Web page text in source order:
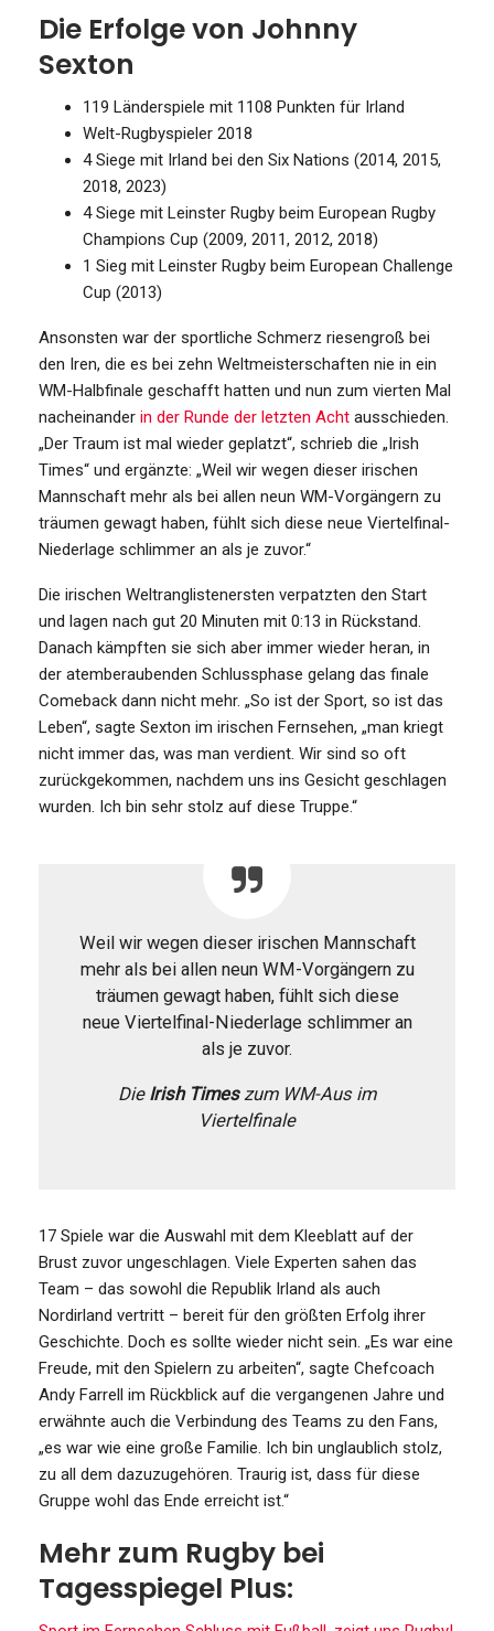
Die Erfolge von Johnny
Sexton
119 Länderspiele mit 1108 Punkten für Irland
Welt-Rugbyspieler 2018
4 Siege mit Irland bei den Six Nations (2014, 2015,
2018, 2023)
4 Siege mit Leinster Rugby beim European Rugby
Champions Cup (2009, 2011, 2012, 2018)
1 Sieg mit Leinster Rugby beim European Challenge
Cup (2013)
Ansonsten war der sportliche Schmerz riesengroß bei
den Iren, die es bei zehn Weltmeisterschaften nie in ein
WM-Halbfinale geschafft hatten und nun zum vierten Mal
nacheinander in der Runde der letzten Acht ausschieden.
„Der Traum ist mal wieder geplatzt“, schrieb die „Irish
Times“ und ergänzte: „Weil wir wegen dieser irischen
Mannschaft mehr als bei allen neun WM-Vorgängern zu
träumen gewagt haben, fühlt sich diese neue Viertelfinal-
Niederlage schlimmer an als je zuvor.“
Die irischen Weltranglistenersten verpatzten den Start
und lagen nach gut 20 Minuten mit 0:13 in Rückstand.
Danach kämpften sie sich aber immer wieder heran, in
der atemberaubenden Schlussphase gelang das finale
Comeback dann nicht mehr. „So ist der Sport, so ist das
Leben“, sagte Sexton im irischen Fernsehen, „man kriegt
nicht immer das, was man verdient. Wir sind so oft
zurückgekommen, nachdem uns ins Gesicht geschlagen
wurden. Ich bin sehr stolz auf diese Truppe.“
Weil wir wegen dieser irischen Mannschaft
mehr als bei allen neun WM-Vorgängern zu
träumen gewagt haben, fühlt sich diese
neue Viertelfinal-Niederlage schlimmer an
als je zuvor.
Die Irish Timeszum WM-Aus im
Viertelfinale
17 Spiele war die Auswahl mit dem Kleeblatt auf der
Brust zuvor ungeschlagen. Viele Experten sahen das
Team – das sowohl die Republik Irland als auch
Nordirland vertritt – bereit für den größten Erfolg ihrer
Geschichte. Doch es sollte wieder nicht sein. „Es war eine
Freude, mit den Spielern zu arbeiten“, sagte Chefcoach
Andy Farrell im Rückblick auf die vergangenen Jahre und
erwähnte auch die Verbindung des Teams zu den Fans,
„es war wie eine große Familie. Ich bin unglaublich stolz,
zu all dem dazuzugehören. Traurig ist, dass für diese
Gruppe wohl das Ende erreicht ist.“
Mehr zum Rugby bei
Tagesspiegel Plus: